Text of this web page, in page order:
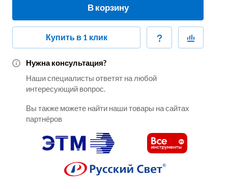
В корзину
Купить в 1 клик
Нужна консультация?
Наши специалисты ответят на любой
интересующий вопрос.
Вы также можете найти наши товары на сайтах
партнёров